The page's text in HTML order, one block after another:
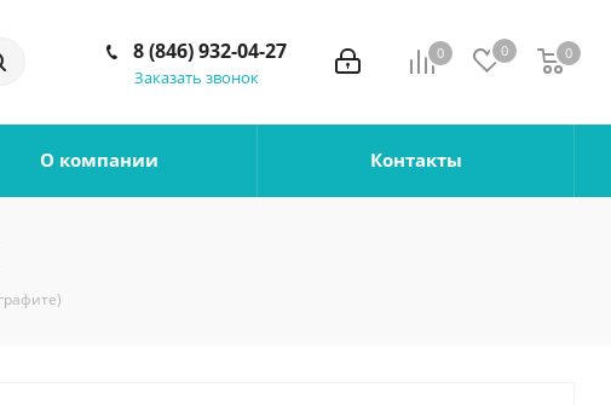
0 0 0
0
8 (846) 932-04-27
Заказать звонок
О компании Контакты